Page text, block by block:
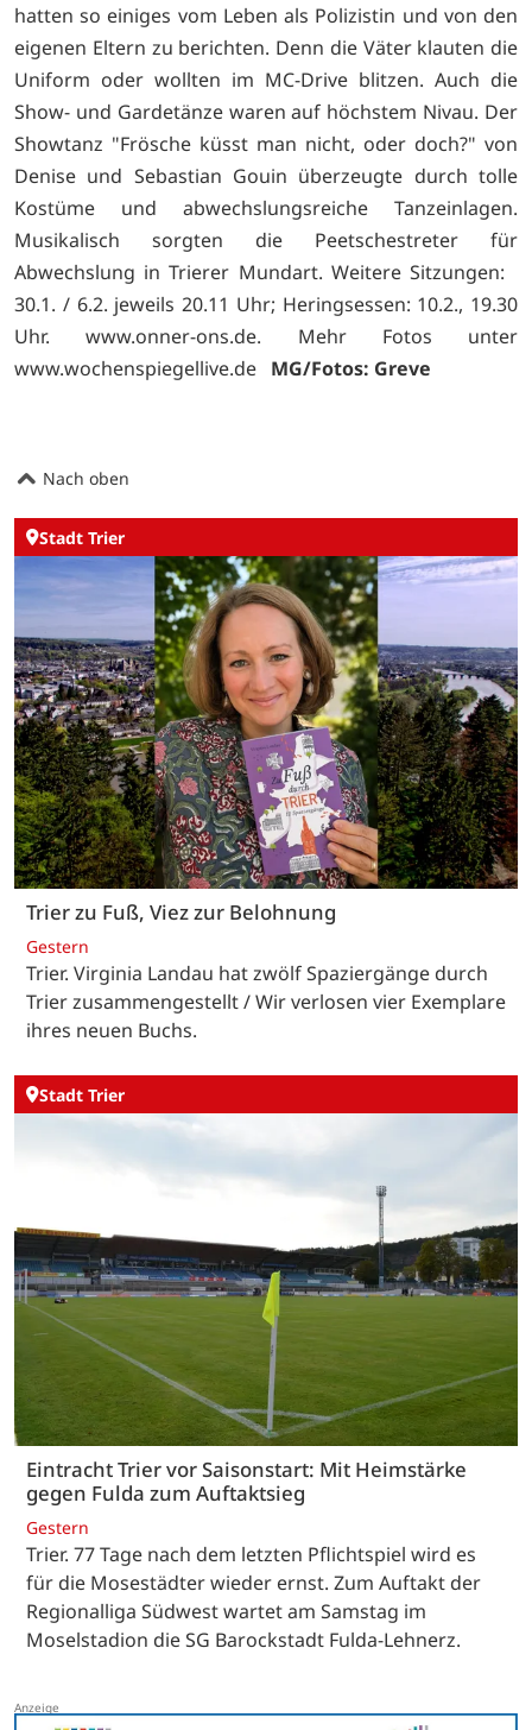
hatten so einiges vom Leben als Polizistin und von den
eigenen Eltern zu berichten. Denn die Väter klauten die
Uniform oder wollten im MC-Drive blitzen. Auch die
Show- und Gardetänze waren auf höchstem Nivau. Der
Showtanz "Frösche küsst man nicht, oder doch?" von
Denise und Sebastian Gouin überzeugte durch tolle
Kostüme und abwechslungsreiche Tanzeinlagen.
Musikalisch sorgten die Peetschestreter für
Abwechslung in Trierer Mundart. Weitere Sitzungen:
30.1. / 6.2. jeweils 20.11 Uhr; Heringsessen: 10.2., 19.30
Uhr. www.onner-ons.de. Mehr Fotos unter
www.wochenspiegellive.de MG/Fotos: Greve
Nach oben
Stadt Trier
Trier zu Fuß, Viez zur Belohnung
Gestern
Trier. Virginia Landau hat zwölf Spaziergänge durch
Trier zusammengestellt / Wir verlosen vier Exemplare
ihres neuen Buchs.
Stadt Trier
Eintracht Trier vor Saisonstart: Mit Heimstärke
gegen Fulda zum Auftaktsieg
Gestern
Trier. 77 Tage nach dem letzten Pflichtspiel wird es
für die Mosestädter wieder ernst. Zum Auftakt der
Regionalliga Südwest wartet am Samstag im
Moselstadion die SG Barockstadt Fulda-Lehnerz.